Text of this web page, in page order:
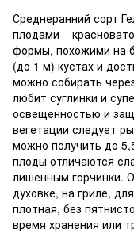
Среднеранний сорт
плодами –
формы, похожими на
(до 1 м) кустах и
можно собирать
любит суглинки и
освещенностью и
вегетации следует
можно получить до
плоды отличаются
лишенным горчинки.
духовке, на гриле,
плотная, без
время хранения или